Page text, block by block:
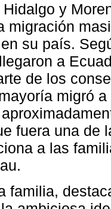
y
migración
su país.
a
de los
migró
fuera una de
a las
familia,